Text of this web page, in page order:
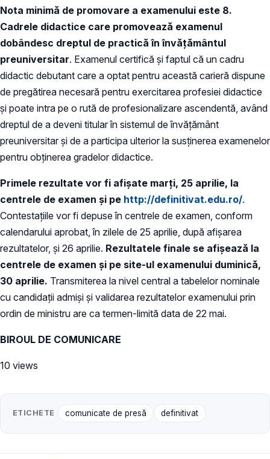
Nota minimă de promovare a examenului este 8.
Cadrele didactice care promovează examenul
dobândesc dreptul de practică în învăţământul
preuniversitar. Examenul certifică şi faptul că un cadru
didactic debutant care a optat pentru această carieră dispune
de pregătirea necesară pentru exercitarea profesiei didactice
şi poate intra pe o rută de profesionalizare ascendentă, având
dreptul de a deveni titular în sistemul de învățământ
preuniversitar și de a participa ulterior la susținerea examenelor
pentru obținerea gradelor didactice.
Primele rezultate vor fi afişate marți, 25 aprilie, la
centrele de examen şi pe http://definitivat.edu.ro/.
Contestaţiile vor fi depuse în centrele de examen, conform
calendarului aprobat, în zilele de 25 aprilie, după afişarea
rezultatelor, şi 26 aprilie. Rezultatele finale se afişează la
centrele de examen şi pe site-ul examenului duminică,
30 aprilie. Transmiterea la nivel central a tabelelor nominale
cu candidaţii admişi şi validarea rezultatelor examenului prin
ordin de ministru are ca termen-limită data de 22 mai.
BIROUL DE COMUNICARE
10 views
ETICHETE comunicate de presă definitivat